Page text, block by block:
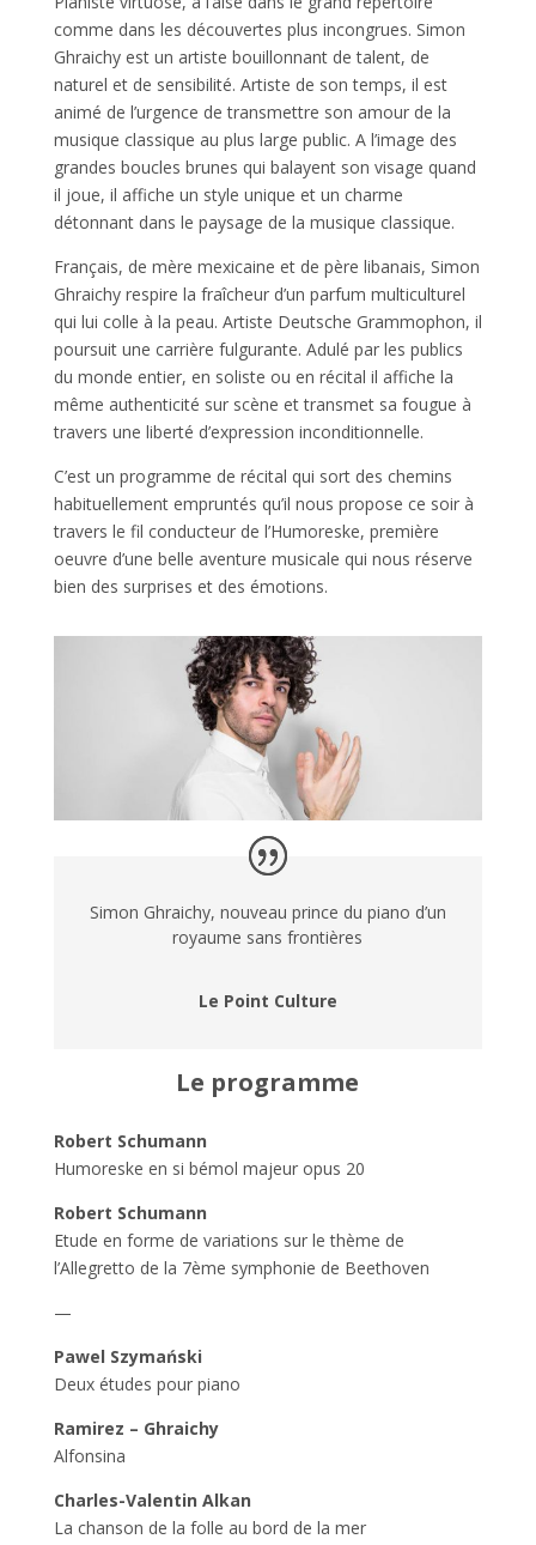
comme dans les découvertes plus incongrues. Simon
Ghraichy est un artiste bouillonnant de talent, de
naturel et de sensibilité. Artiste de son temps, il est
animé de l’urgence de transmettre son amour de la
musique classique au plus large public. A l’image des
grandes boucles brunes qui balayent son visage quand
il joue, il affiche un style unique et un charme
détonnant dans le paysage de la musique classique.
Français, de mère mexicaine et de père libanais, Simon
Ghraichy respire la fraîcheur d’un parfum multiculturel
qui lui colle à la peau. Artiste Deutsche Grammophon, il
poursuit une carrière fulgurante. Adulé par les publics
du monde entier, en soliste ou en récital il affiche la
même authenticité sur scène et transmet sa fougue à
travers une liberté d’expression inconditionnelle.
C’est un programme de récital qui sort des chemins
habituellement empruntés qu’il nous propose ce soir à
travers le fil conducteur de l’Humoreske, première
oeuvre d’une belle aventure musicale qui nous réserve
bien des surprises et des émotions.
Simon Ghraichy, nouveau prince du piano d’un
royaume sans frontières
Le Point Culture
Le programme
Robert Schumann
Humoreske en si bémol majeur opus 20
Robert Schumann
Etude en forme de variations sur le thème de
l’Allegretto de la 7ème symphonie de Beethoven
—
Pawel Szymański
Deux études pour piano
Ramirez – Ghraichy
Alfonsina
Charles-Valentin Alkan
La chanson de la folle au bord de la mer